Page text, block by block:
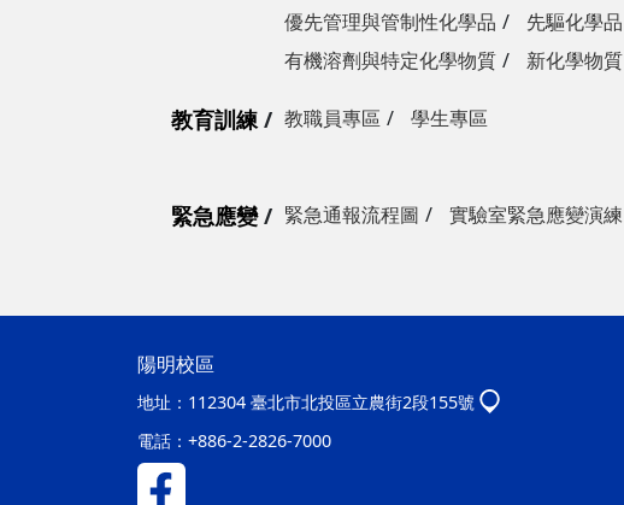
優先管理與管制性化學品
先驅化學品
有機溶劑與特定化學物質
新化學物質
教育訓練 教職員專區 學生專區
緊急應變 緊急通報流程圖 實驗室緊急應變演練
陽明校區
地址： 112304 臺北市北投區立農街2段155號
電話： +886-2-2826-7000